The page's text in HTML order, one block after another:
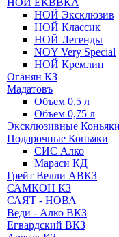
НОЙ ЕКВВКА
НОЙ Эксклюзив
НОЙ Классик
НОЙ Легенды
NOY Very Speсial
НОЙ Кремлин
Оганян КЗ
Мадатовъ
Объем 0,5 л
Объем 0,75 л
Эксклюзивные Коньяки
Подарочные Коньяки
СИС Алко
Мараси КД
Грейт Велли АВКЗ
САМКОН КЗ
САЯТ - НОВА
Веди - Алко ВКЗ
Егвардский ВКЗ